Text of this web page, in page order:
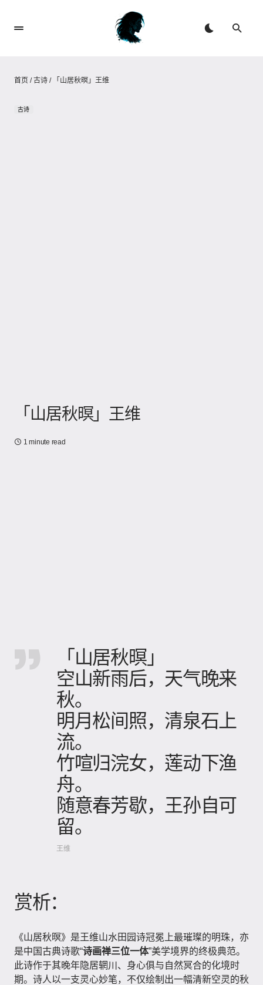
首页 /古诗 / 「山居秋暝」王维
古诗
「山居秋暝」王维
1 minute read
「山居秋暝」
空山新雨后，天气晚来
秋。
明月松间照，清泉石上
流。
竹喧归浣女，莲动下渔
舟。
随意春芳歇，王孙自可
留。
王维
赏析：
《山居秋暝》是王维山水田园诗冠冕上最璀璨的明珠，亦
是中国古典诗歌“诗画禅三位一体”美学境界的终极典范。
此诗作于其晚年隐居辋川、身心俱与自然冥合的化境时
期。诗人以一支灵心妙笔，不仅绘制出一幅清新空灵的秋